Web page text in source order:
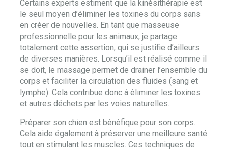
Certains experts estiment que la kinésithérapie est
le seul moyen d’éliminer les toxines du corps sans
en créer de nouvelles. En tant que masseuse
professionnelle pour les animaux, je partage
totalement cette assertion, qui se justifie d’ailleurs
de diverses manières. Lorsqu’il est réalisé comme il
se doit, le massage permet de drainer l’ensemble du
corps et faciliter la circulation des fluides (sang et
lymphe). Cela contribue donc à éliminer les toxines
et autres déchets par les voies naturelles.
Préparer son chien est bénéfique pour son corps.
Cela aide également à préserver une meilleure santé
tout en stimulant les muscles. Ces techniques de